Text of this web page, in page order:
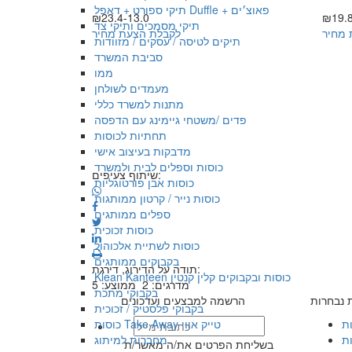
תיקי ספורט + דאפל Duffle + פאוצ׳ים
תיקי מסמכים ותיקי צד
תיקים לטיסה / עסקים / מזוודות
סביבת המשרד
ממו
מעמדים לשולחן
מתנות למשרד כללי
פדים /משטחי גיימינג עם הדפסה
תחתיות לכוסות
מדבקות בעיצוב אישי
כוסות וספלים לבית ולמשרד
כוסות אבן פורטוגליות
כוסות נייר / קרטון ממותגות
ספלים ממותגים
כוסות זכוכית
כוסות לשתיית אלכוהול
בקבוקים ממותגים
Klean Kanteen כוסות ובקבוקים קלין קנטין
בקבוקי מתכת
בקבוקי פלסטיק / זכוכית
כוסות Take Away טייק אווי
מחברות למיתוג
מחיר
₪23.4-13.0
לקבלת הצעת מחיר
שיתוף צעיפים:
תודה על הדירוג, דירגת:
מדרגים:2 ממוצע:5
נבחרות
הרשמה למבצעים ועדכונים
בשליחת הפרטים את/ה מאשר/ת